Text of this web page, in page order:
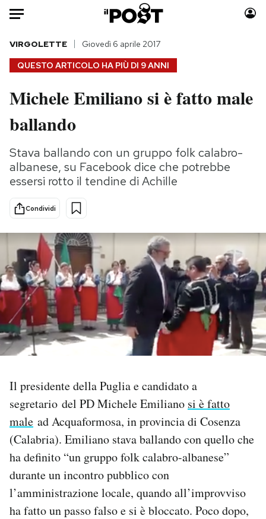
Auto
HOME
Italia
Politica
Tecnologia
Internet
Scienza
Cultura
Economia
Sport
Moda
Storie/Idee
Ok Boomer!
Media
Mondiali calcio 2026
PODCAST
NEWSLETTER
SHOP
CALENDARIO
Area Personale
QUESTO ARTICOLO HA PIÙ DI 9 ANNI
VIRGOLETTE Giovedì 6 aprile 2017
Michele Emiliano si è fatto male
ballando
Stava ballando con un gruppo folk calabro-
albanese, su Facebook dice che potrebbe
essersi rotto il tendine di Achille
Condividi
Il presidente della Puglia e candidato a
segretario del PD Michele Emiliano si è fatto
male ad Acquaformosa, in provincia di Cosenza
(Calabria). Emiliano stava ballando con quello che
ha definito “un gruppo folk calabro-albanese”
durante un incontro pubblico con
l’amministrazione locale, quando all’improvviso
ha fatto un passo falso e si è bloccato. Poco dopo,